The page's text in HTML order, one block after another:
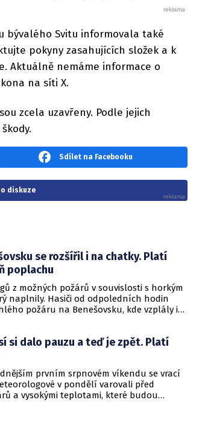
bývalého Svitu informovala také
pokyny zasahujících složek a k
Aktuálně nemáme informace o
na síti X.
zcela uzavřeny. Podle jejich
Sdílet na Facebooku
diskuze
se rozšířil i na chatky. Platí
poplachu
z možných požárů v souvislosti s horkým
naplnily. Hasiči od odpoledních hodin
požáru na Benešovsku, kde vzplály i
si dalo pauzu a teď je zpět. Platí
prvním srpnovém víkendu se vrací
v pondělí varovali před
a vysokými teplotami, které budou